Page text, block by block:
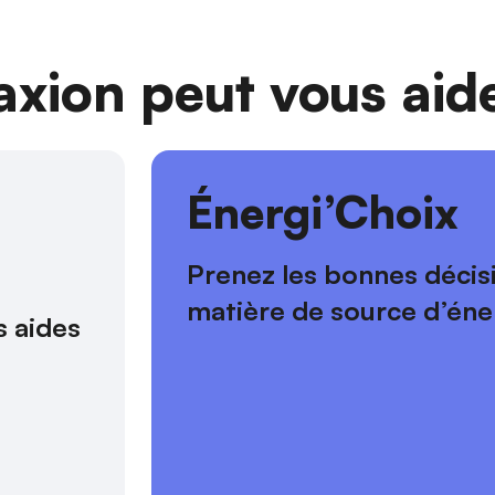
peut vous
aides
Énergi’Choix
Prenez les bonnes
matière de source